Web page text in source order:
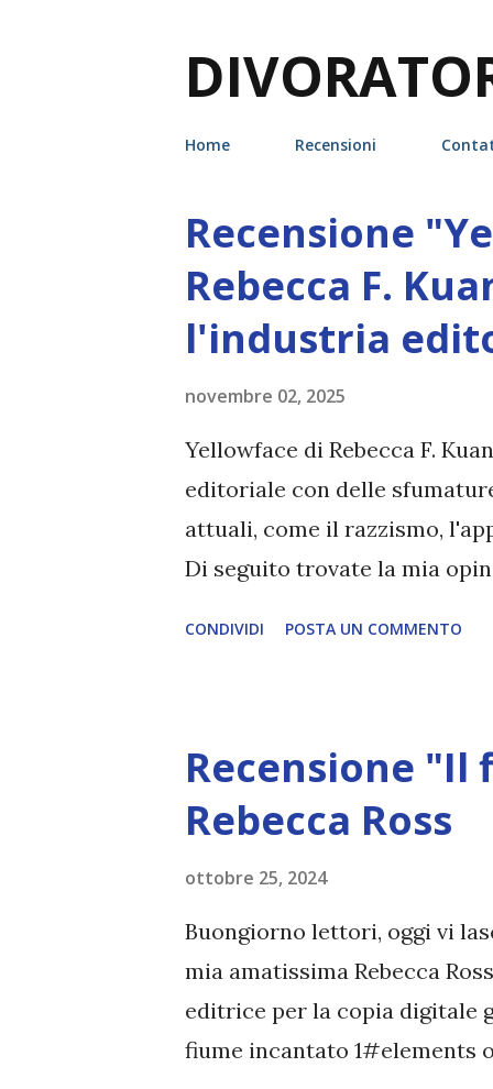
Home Recensioni
Recensione
Rebecca F.
l'industria
novembre 02, 2025
Yellowface di Rebecca F.
editoriale con delle
attuali, come il razzismo,
Di seguito trovate la mia
diventata una star mentre di
assiste alla morte dell'amica
nessuno sa nulla, e decide di
quel tanto che basta. La
contributo dei cinesi allo
mondiale, merita comunque
CONDIVIDI POSTA UN COMMENTO
Recensione
Rebecca Ross
ottobre 25, 2024
Buongiorno lettori, oggi vi
mia amatissima Rebecca
editrice per la copia digitale
fiume incantato 1#elements